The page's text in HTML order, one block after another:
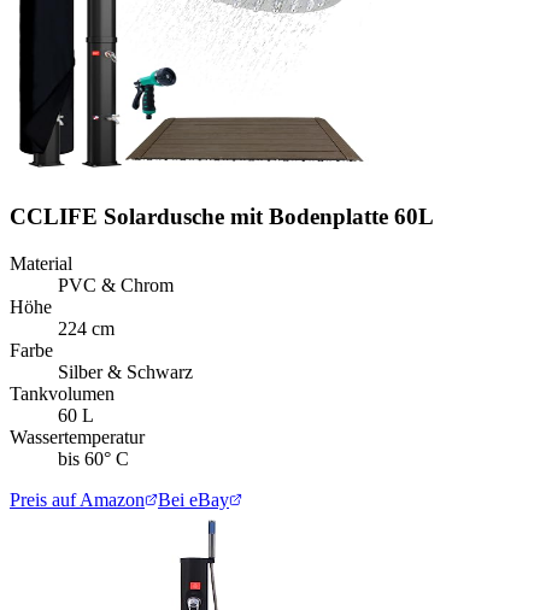
CCLIFE Solardusche mit Bodenplatte 60L
Material
PVC & Chrom
Höhe
224 cm
Farbe
Silber & Schwarz
Tankvolumen
60 L
Wassertemperatur
bis 60° C
Preis auf Amazon
Bei eBay